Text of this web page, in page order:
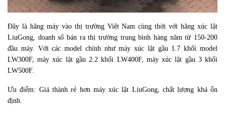
Đây là hãng máy vào thị trường Việt Nam cùng thời với hãng xúc lật
LiuGong, doanh số bán ra thị trường trung bình hàng năm từ 150-200
đầu máy. Với các model chính như máy xúc lật gầu 1.7 khối model
LW300F, máy xúc lật gầu 2.2 khối LW400F, máy xúc lật gầu 3 khối
LW500F.
Ưu điểm: Giá thành rẻ hơn máy xúc lật LiuGong, chất lượng khá ổn
định.